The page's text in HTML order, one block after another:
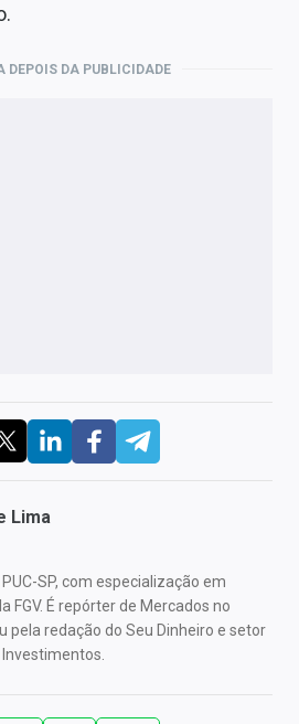
DEPOIS DA PUBLICIDADE
Lima
SP, com especialização em
FGV. É repórter de Mercados no
pela redação do Seu Dinheiro e setor